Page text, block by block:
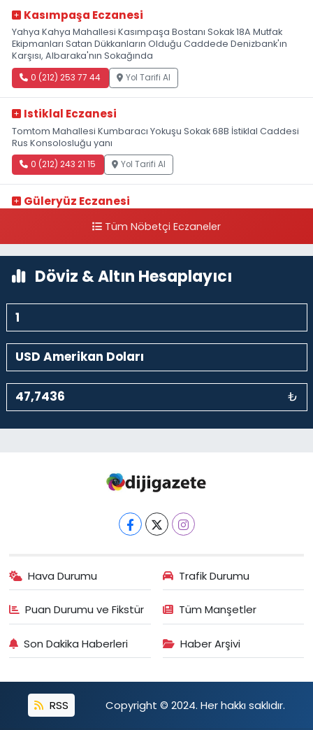
Kasımpaşa Eczanesi
Yahya Kahya Mahallesi Kasımpaşa Bostanı Sokak 18A Mutfak
Ekipmanları Satan Dükkanların Olduğu Caddede Denizbank'ın
Karşısı, Albaraka'nın Sokağında
0 (212) 253 77 44 Yol Tarifi Al
Istiklal Eczanesi
Tomtom Mahallesi Kumbaracı Yokuşu Sokak 68B İstiklal Caddesi
Rus Konsolosluğu yanı
0 (212) 243 21 15 Yol Tarifi Al
Güleryüz Eczanesi
kalaycıbahçe Meydana DoğruTüm Nöbetçi Eczaneler
Döviz & Altın Hesaplayıcı
₺
Hava Durumu Trafik Durumu
Puan Durumu ve Fikstür Tüm Manşetler
Son Dakika Haberleri Haber Arşivi
RSS Copyright © 2024. Her hakkı saklıdır.